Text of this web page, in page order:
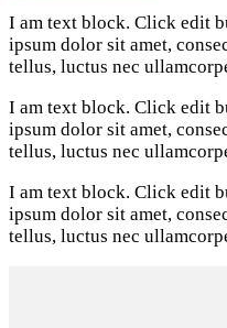
I am text block. Click edit
ipsum dolor sit amet,
tellus, luctus nec
I am text block. Click edit
ipsum dolor sit amet,
tellus, luctus nec
I am text block. Click edit
ipsum dolor sit amet,
tellus, luctus nec